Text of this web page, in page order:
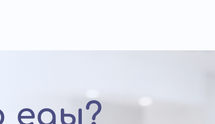
еды?